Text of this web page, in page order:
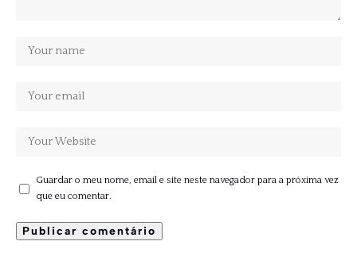
Guardar o meu nome, email e site neste navegador para a próxima vez
que eu comentar.